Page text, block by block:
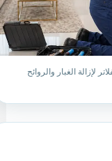
لإزالة الغبار والروائح